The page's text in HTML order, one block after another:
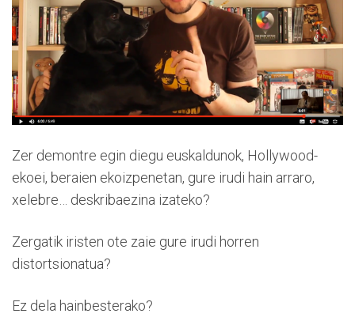
Zer demontre egin diegu euskaldunok, Hollywood-
ekoei, beraien ekoizpenetan, gure irudi hain arraro,
xelebre… deskribaezina izateko?
Zergatik iristen ote zaie gure irudi horren
distortsionatua?
Ez dela hainbesterako?